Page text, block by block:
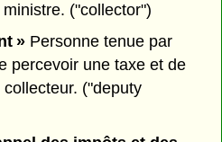
("collector")
»Personne tenue par
percevoir une taxe et de
collecteur. ("deputy